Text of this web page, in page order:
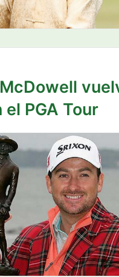
PGA Tour